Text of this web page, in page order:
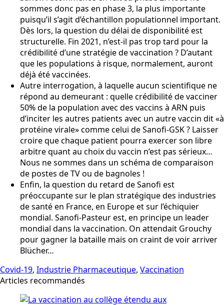
sommes donc pas en phase 3, la plus importante
puisqu’il s’agit d’échantillon populationnel important.
Dès lors, la question du délai de disponibilité est
structurelle. Fin 2021, n’est-il pas trop tard pour la
crédibilité d’une stratégie de vaccination ? D’autant
que les populations à risque, normalement, auront
déjà été vaccinées.
Autre interrogation, à laquelle aucun scientifique ne
répond au demeurant : quelle crédibilité de vacciner
50% de la population avec des vaccins à ARN puis
d’inciter les autres patients avec un autre vaccin dit «à
protéine virale» comme celui de Sanofi-GSK ? Laisser
croire que chaque patient pourra exercer son libre
arbitre quant au choix du vaccin n’est pas sérieux…
Nous ne sommes dans un schéma de comparaison
de postes de TV ou de bagnoles !
Enfin, la question du retard de Sanofi est
préoccupante sur le plan stratégique des industries
de santé en France, en Europe et sur l’échiquier
mondial. Sanofi-Pasteur est, en principe un leader
mondial dans la vaccination. On attendait Grouchy
pour gagner la bataille mais on craint de voir arriver
Blücher…
Covid-19, Industrie Pharmaceutique, Vaccination
Articles recommandés